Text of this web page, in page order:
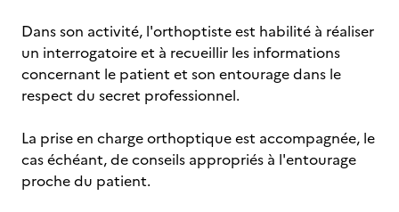
Dans son activité, l'orthoptiste est habilité à réaliser
un interrogatoire et à recueillir les informations
concernant le patient et son entourage dans le
respect du secret professionnel.
La prise en charge orthoptique est accompagnée, le
cas échéant, de conseils appropriés à l'entourage
proche du patient.